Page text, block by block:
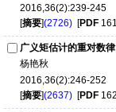
2016,36(2):239-245
[摘要](2726) [PDF
广义矩估计的重对数律
杨艳秋
2016,36(2):246-252
[摘要](2637) [PDF